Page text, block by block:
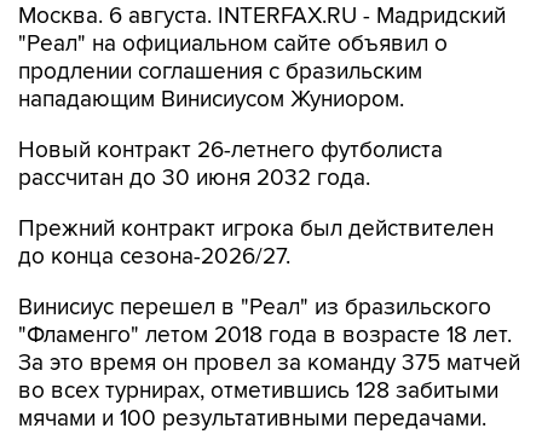
Москва. 6 августа. INTERFAX.RU - Мадридский
"Реал" на официальном сайте объявил о
продлении соглашения с бразильским
нападающим Винисиусом Жуниором.
Новый контракт 26-летнего футболиста
рассчитан до 30 июня 2032 года.
Прежний контракт игрока был действителен
до конца сезона-2026/27.
Винисиус перешел в "Реал" из бразильского
"Фламенго" летом 2018 года в возрасте 18 лет.
За это время он провел за команду 375 матчей
во всех турнирах, отметившись 128 забитыми
мячами и 100 результативными передачами.